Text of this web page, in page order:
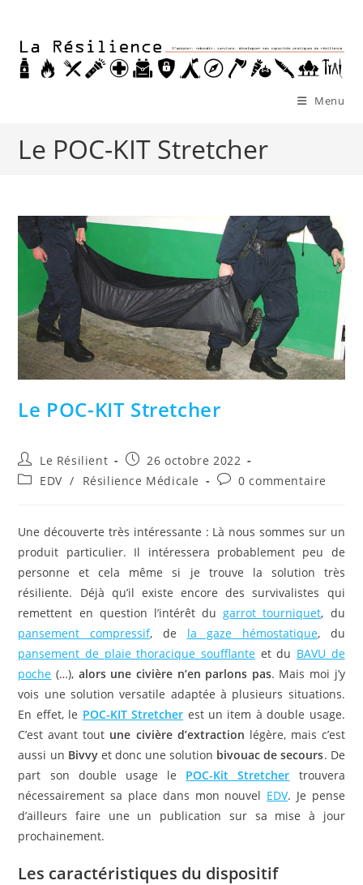
content
Menu
Le POC-KIT Stretcher
Le POC-KIT Stretcher
Auteur/autrice
de
la
Le Résilient
Publication
publiée :
26 octobre 2022
PostEDV / Résilience Médicale
Commentaires
publication :
0 commentaire
Une découverte très intéressante : Là nous sommes sur un
produit particulier. Il intéressera probablement peu de
personne et cela même si je trouve la solution très
résiliente. Déjà qu’il existe encore des survivalistes qui
remettent en question l’intérêt dugarrot tourniquet, du
pansement compressif, de la gaze hémostatique, du
pansement de plaie thoracique soufflante et du BAVU de
poche (…), alors une civière n’en parlons pas. Mais moi j’y
vois une solution versatile adaptée à plusieurs situations.
En effet, le POC-KIT Stretcher est un item à double usage.
C’est avant tout une civière d’extraction légère, mais c’est
aussi un Bivvyet donc une solution bivouac de secours. De
part son double usage le POC-Kit Stretcher trouvera
nécessairement sa place dans mon nouvel EDV. Je pense
d’ailleurs faire une un publication sur sa mise à jour
prochainement.
Les caractéristiques du dispositif